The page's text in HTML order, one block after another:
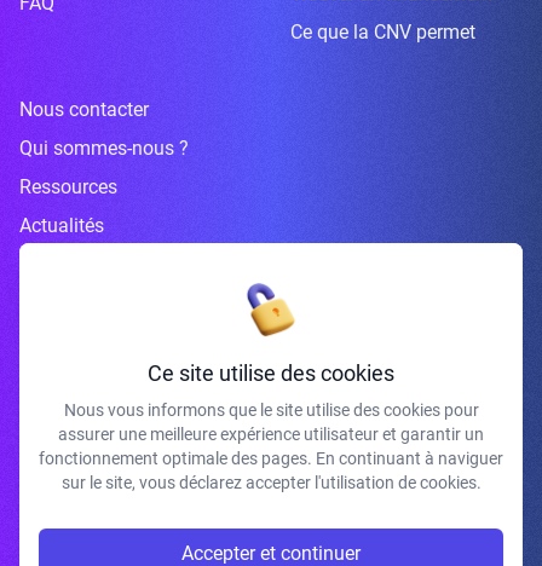
Ce que la CNV permet
Nous contacter
Qui sommes-nous ?
Ressources
Actualités
Inscrivez-vous à la newsletter
J'accepte de recevoir vos e-mails et confirme avoir pris connaissance de
votre politique de confidentialité et mentions légales.
Ce site utilise des cookies
Nous vous informons que le site utilise des cookies pour
assurer une meilleure expérience utilisateur et garantir un
fonctionnement optimale des pages. En continuant à naviguer
sur le site, vous déclarez accepter l'utilisation de cookies.
Accepter et continuer